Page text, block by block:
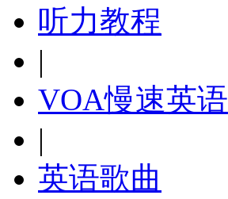
听力教程
|
VOA慢速英语
|
英语歌曲